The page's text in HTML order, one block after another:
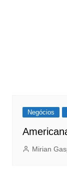
Negócios
Mirian